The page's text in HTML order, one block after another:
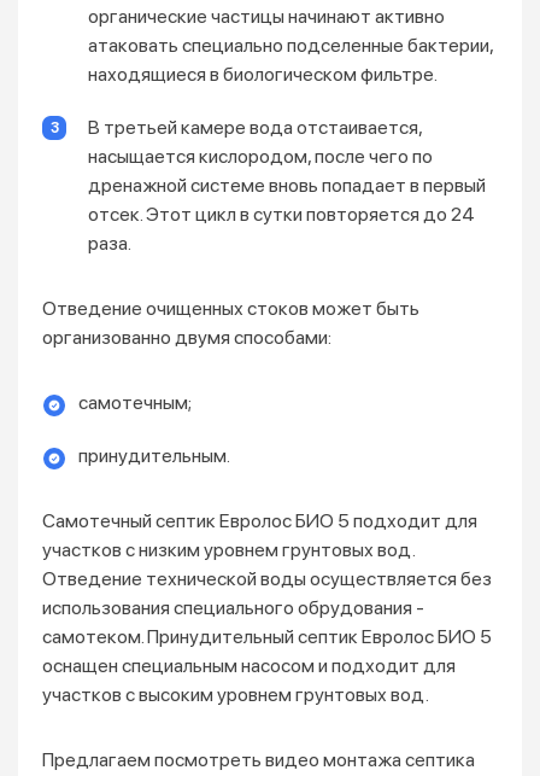
органические частицы начинают активно
атаковать специально подселенные бактерии,
находящиеся в биологическом фильтре.
В третьей камере вода отстаивается,
насыщается кислородом, после чего по
дренажной системе вновь попадает в первый
отсек. Этот цикл в сутки повторяется до 24
раза.
Отведение очищенных стоков может быть
организованно двумя способами:
самотечным;
принудительным.
Самотечный септик Евролос БИО 5 подходит для
участков с низким уровнем грунтовых вод.
Отведение технической воды осуществляется без
использования специального обрудования -
самотеком. Принудительный септик Евролос БИО 5
оснащен специальным насосом и подходит для
участков с высоким уровнем грунтовых вод.
Предлагаем посмотреть видео монтажа септика